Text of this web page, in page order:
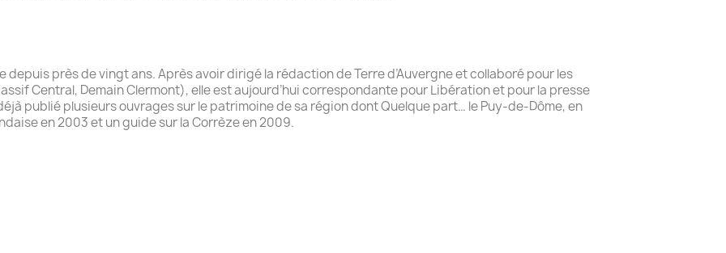
près de vingt ans. Après avoir dirigé la rédaction de Terre d’Auvergne et collaboré pour les
Central, Demain Clermont), elle est aujourd’hui correspondante pour Libération et pour la presse
publié plusieurs ouvrages sur le patrimoine de sa région dont Quelque part… le Puy-de-Dôme, en
en 2003 et un guide sur la Corrèze en 2009.